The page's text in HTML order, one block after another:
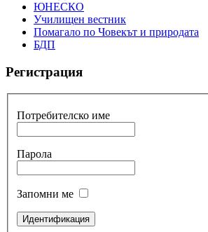
ЮНЕСКО
Училищен вестник
Помагало по Човекът и природата
БДП
Регистрация
Потребителско име
Парола
Запомни ме